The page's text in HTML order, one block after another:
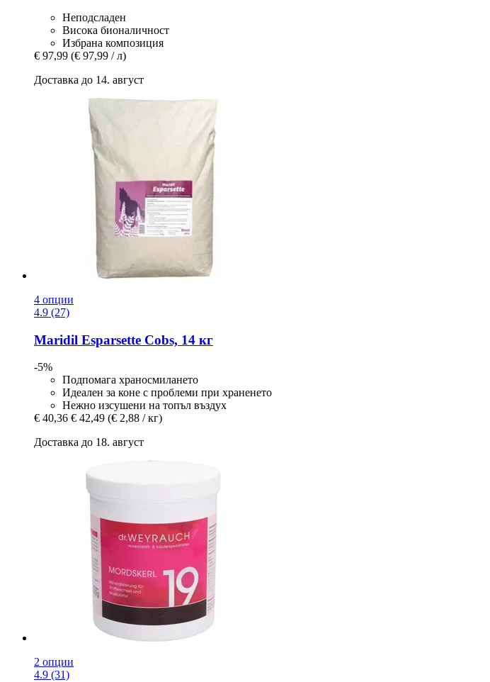
Неподсладен
Висока бионаличност
Избрана композиция
€ 97,99 (€ 97,99 / л)
Доставка до 14. август
4 опции
4.9 (27)
Maridil Esparsette Cobs, 14 кг
-5%
Подпомага храносмилането
Идеален за коне с проблеми при храненето
Нежно изсушени на топъл въздух
€ 40,36 € 42,49 (€ 2,88 / кг)
Доставка до 18. август
2 опции
4.9 (31)